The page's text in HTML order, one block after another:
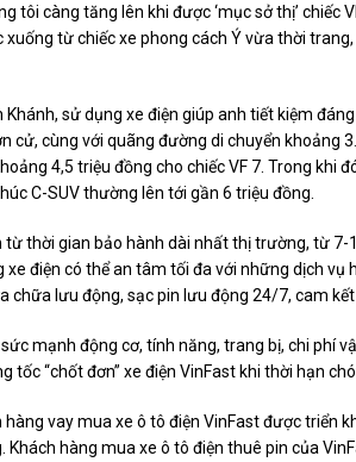
tôi càng tăng lên khi được ‘mục sở thị’
từ chiếc xe phong cách Ý vừa thời
sử dụng xe điện giúp anh tiết kiệm
cử, cùng với quãng đường di chuyển khoảng
4,5 triệu đồng cho chiếc VF 7. Trong khi
C-SUV thường lên tới gần 6 triệu đồng.
từ thời gian bảo hành dài nhất thị trường, từ
điện có thể an tâm tối đa với những dịch vụ
chữa lưu động, sạc pin lưu động 24/7, cam
mạnh động cơ, tính năng, trang bị, chi phí
tốc “chốt đơn” xe điện VinFast khi thời hạn
vay mua xe ô tô điện VinFast được triển
hàng mua xe ô tô điện thuê pin của